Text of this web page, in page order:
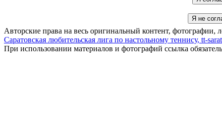
Авторские права на весь оригинальный контент, фотографии,
Саратовская любительская лига по настольному теннису, tt-
При использовании материалов и фотографий ссылка